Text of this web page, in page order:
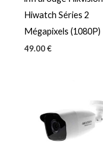
Hiwatch Séries 2
Mégapixels (1080P)
49.00€